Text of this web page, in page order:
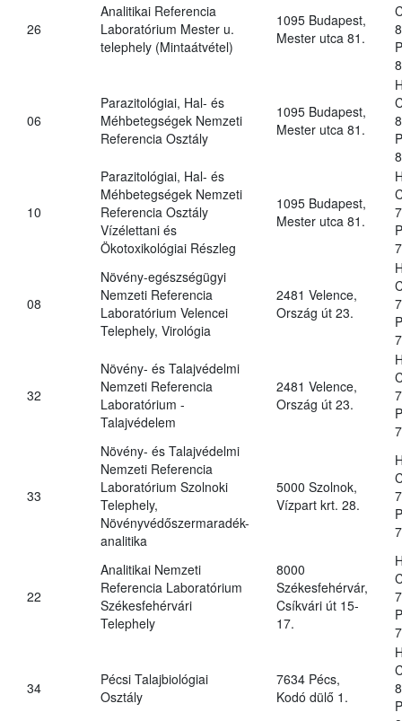
26
Analitikai Referencia
Laboratórium Mester u.
telephely (Mintaátvétel)
1095 Budapest,
Mester utca 81.
06
Parazitológiai, Hal- és
Méhbetegségek Nemzeti
Referencia Osztály
1095 Budapest,
Mester utca 81.
10
Parazitológiai, Hal- és
Méhbetegségek Nemzeti
Referencia Osztály
Vízélettani és
Ökotoxikológiai Részleg
1095 Budapest,
Mester utca 81.
08
Növény-egészségügyi
Nemzeti Referencia
Laboratórium Velencei
Telephely, Virológia
2481 Velence,
Ország út 23.
32
Növény- és Talajvédelmi
Nemzeti Referencia
Laboratórium -
Talajvédelem
2481 Velence,
Ország út 23.
33
Növény- és Talajvédelmi
Nemzeti Referencia
Laboratórium Szolnoki
Telephely,
Növényvédőszermaradék-
analitika
5000 Szolnok,
Vízpart krt. 28.
22
Analitikai Nemzeti
Referencia Laboratórium
Székesfehérvári
Telephely
8000
Székesfehérvár,
Csíkvári út 15-
17.
34
Pécsi Talajbiológiai
Osztály
7634 Pécs,
Kodó dülő 1.